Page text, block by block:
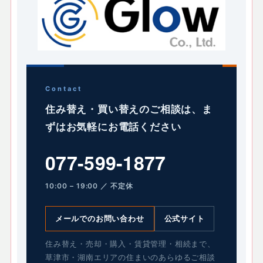
Contact
住み替え・買い替えのご相談は、ま
ずはお気軽にお電話ください
077-599-1877
10:00 – 19:00 ／ 不定休
メールでのお問い合わせ 公式サイト
住み替え・売却・購入・賃貸管理・相続まで、
草津市・湖南エリアの住まいのあらゆるご相談